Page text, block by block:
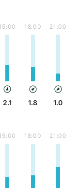
15:00
2.1
18:00
1.8
21:00
1.0
15:00 18:00 21:00